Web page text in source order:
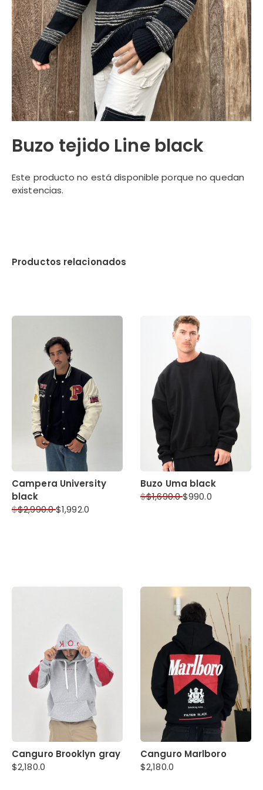
Buzo tejido Line black
Este producto no está disponible porque no quedan
existencias.
Productos relacionados
Campera University
black
$$2,990.0$1,992.0
Buzo Uma black
$$1,690.0$990.0
Canguro Brooklyn gray
$2,180.0
Canguro Marlboro
$2,180.0